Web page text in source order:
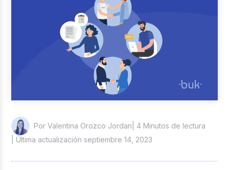
Por Valentina Orozco Jordan | 4 Minutos de lectura
| Última actualización septiembre 14, 2023